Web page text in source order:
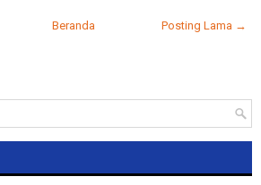
Posting Lama →
Beranda